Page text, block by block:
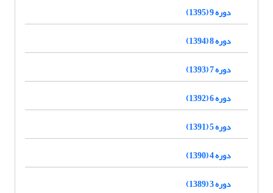
دوره 9 (1395)
دوره 8 (1394)
دوره 7 (1393)
دوره 6 (1392)
دوره 5 (1391)
دوره 4 (1390)
دوره 3 (1389)